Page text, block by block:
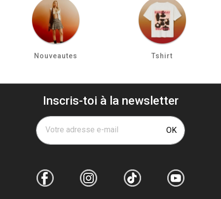
Nouveautes Tshirt
Inscris-toi à la newsletter
Votre adresse e-mail OK